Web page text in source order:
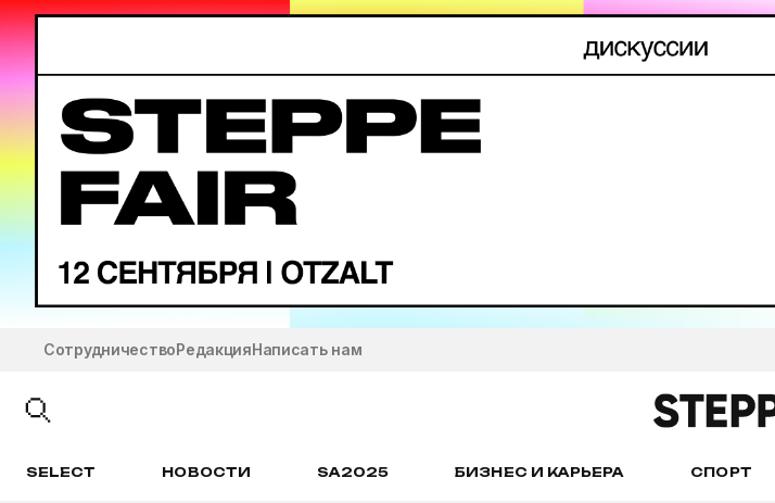
СотрудничествоРедакцияНаписать нам
SELECT НОВОСТИ SA2025 БИЗНЕС И КАРЬЕРА СПОРТ